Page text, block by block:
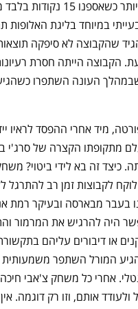
למצב בעייתי במיוחד בליגת
שהקבוצה לא סיפקה
הקבוצה הייתה חסרת
העונה השתפרו
מיד אחרי ההפסד לראיו
מתקופתו הקצרה של סרג'י
כיצד זה בא לידי ביטוי?
לקבוצות זמן רב להתרגל
בעבר מבארסה ובעיקר רמת
היה להרגיש את המרמור
או דיבורים עליהם
המורל השתפר משמעותית
אחרי כל משחק צ'אבי
אותם, וזו רק דוגמה.